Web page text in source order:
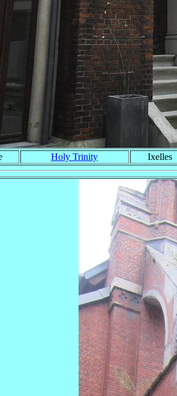
Holy Trinity Ixelles